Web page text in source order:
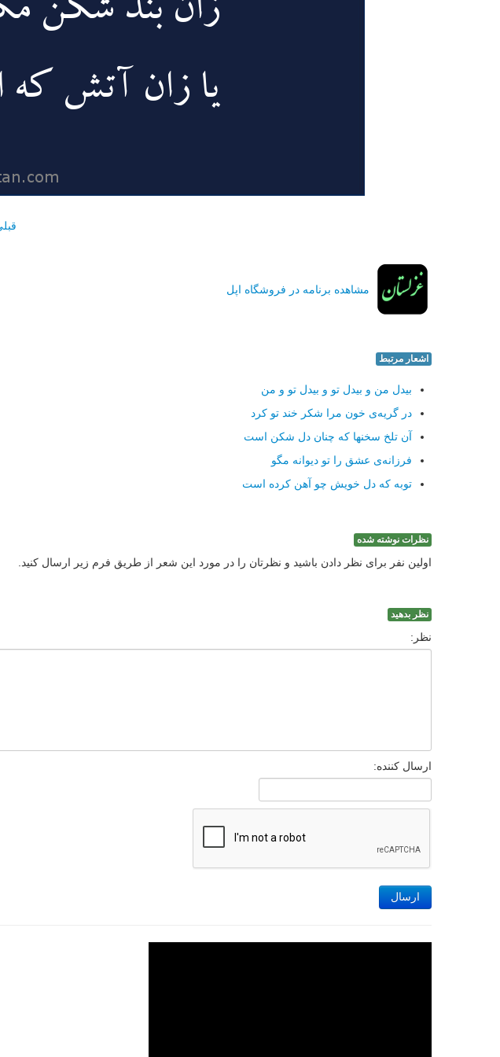
مشاهده برنامه در فروشگاه اپل
اشعار مرتبط
بیدل من و بیدل تو و بیدل تو و من
در گریه‌ی خون مرا شکر خند تو کرد
آن تلخ سخنها که چنان دل شکن است
فرزانه‌ی عشق را تو دیوانه مگو
توبه که دل خویش چو آهن کرده است
نظرات نوشته شده
اولین نفر برای نظر دادن باشید و نظرتان را در مورد این شعر از طریق فرم زیر ارسال کنید.
نظر بدهید
نظر:
ارسال کننده:
ارسال